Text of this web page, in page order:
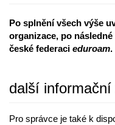
Po splnění všech výše
organizace, po
české federaci eduroam.
další informační
Pro správce je také k